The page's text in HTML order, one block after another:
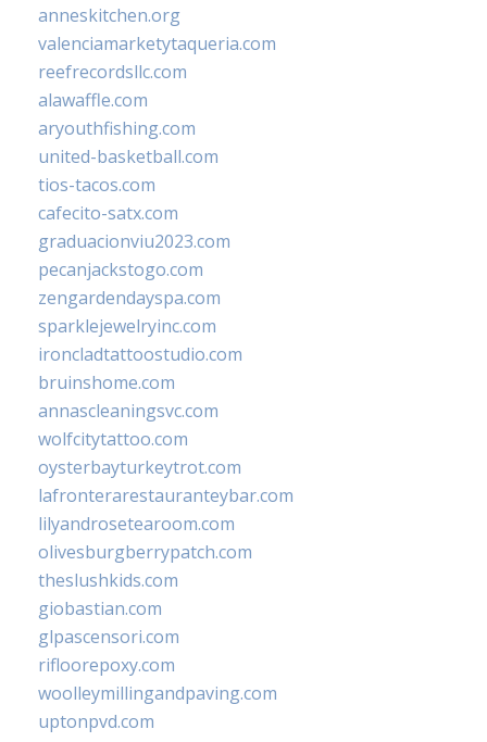
anneskitchen.org
valenciamarketytaqueria.com
reefrecordsllc.com
alawaffle.com
aryouthfishing.com
united-basketball.com
tios-tacos.com
cafecito-satx.com
graduacionviu2023.com
pecanjackstogo.com
zengardendayspa.com
sparklejewelryinc.com
ironcladtattoostudio.com
bruinshome.com
annascleaningsvc.com
wolfcitytattoo.com
oysterbayturkeytrot.com
lafronterarestauranteybar.com
lilyandrosetearoom.com
olivesburgberrypatch.com
theslushkids.com
giobastian.com
glpascensori.com
rifloorepoxy.com
woolleymillingandpaving.com
uptonpvd.com